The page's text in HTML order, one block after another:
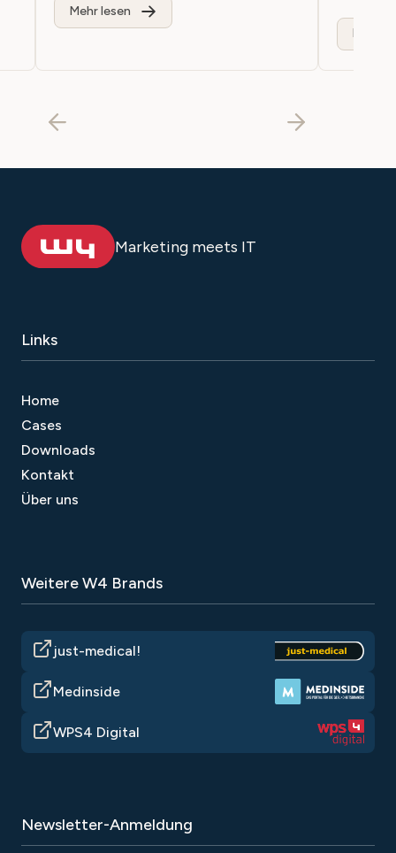
Mehr lesen
Mehr
Marketing meets IT
Links
Home
Cases
Downloads
Kontakt
Über uns
Weitere W4 Brands
just-medical!
Medinside
WPS4 Digital
Newsletter-Anmeldung